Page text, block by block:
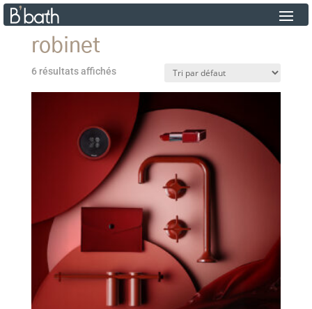
robinet
6 résultats affichés